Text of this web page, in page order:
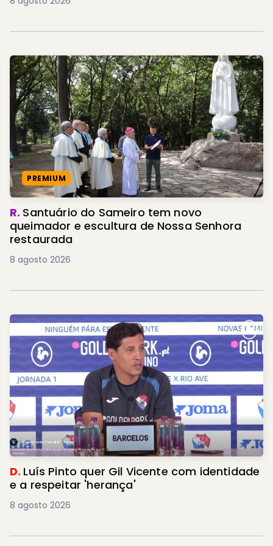
PREMIUM
R. Santuário do Sameiro tem novo
queimador e escultura de Nossa Senhora
restaurada
8 agosto 2026
D. Luís Pinto quer Gil Vicente com identidade
e a respeitar 'herança'
8 agosto 2026